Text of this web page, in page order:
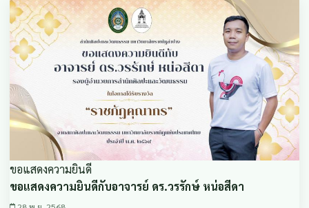
ขอแสดงความยินดี
ขอแสดงความยินดีกับอาจารย์ ดร.วรรักษ์ หน่อสีดา